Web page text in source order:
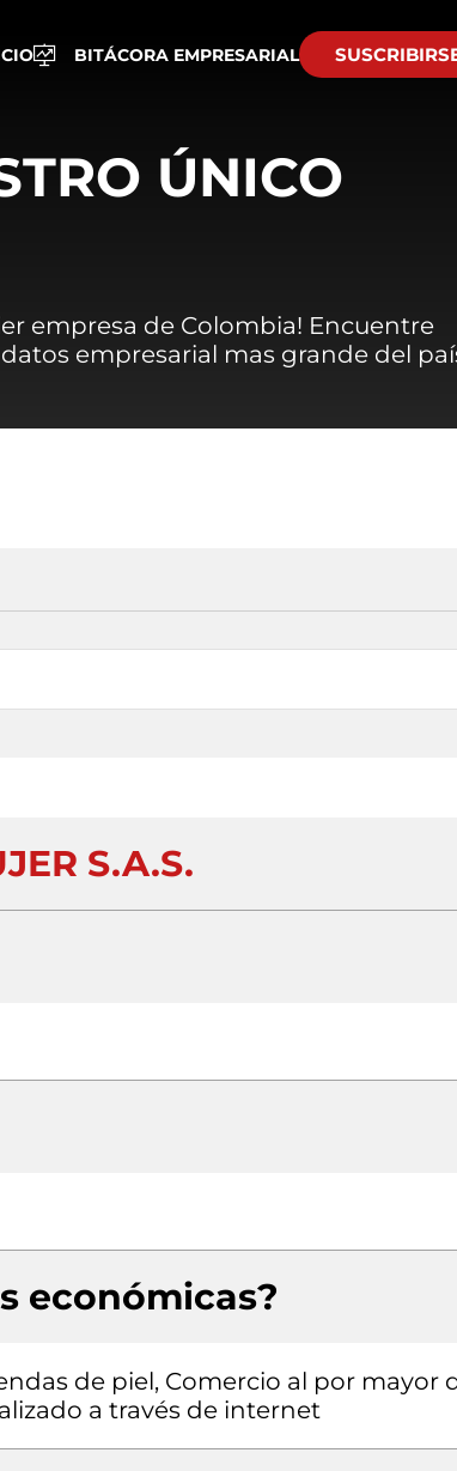
BITÁCORA EMPRESARIAL
ÚNICO
empresa de Colombia! Encuentre
empresarial mas grande del
S.A.S.
económicas?
de piel, Comercio al por mayor
a través de internet